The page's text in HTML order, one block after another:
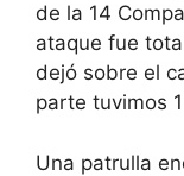
de la 14
ataque fue
dejó sobre el
parte tuvimos
Una patrulla